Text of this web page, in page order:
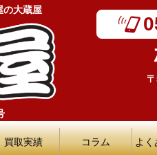
の大蔵屋
買取実績 コラム よ